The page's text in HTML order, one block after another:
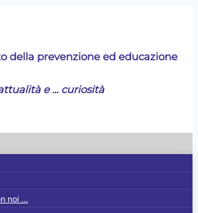
della prevenzione ed educazione
e ... curiosità
noi …